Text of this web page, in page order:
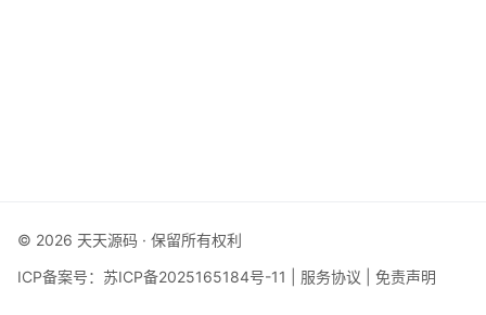
© 2026 天天源码 · 保留所有权利
ICP备案号： 苏ICP备2025165184号-11 服务协议 免责声明